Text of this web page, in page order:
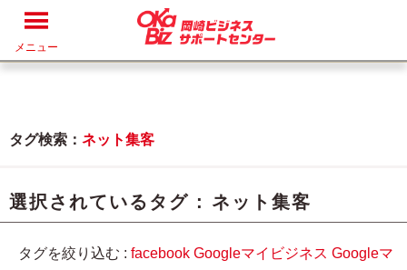
メニュー
タグ検索： ネット集客
選択されているタグ : ネット集客
タグを絞り込む : facebook Googleマイビジネス Googleマ